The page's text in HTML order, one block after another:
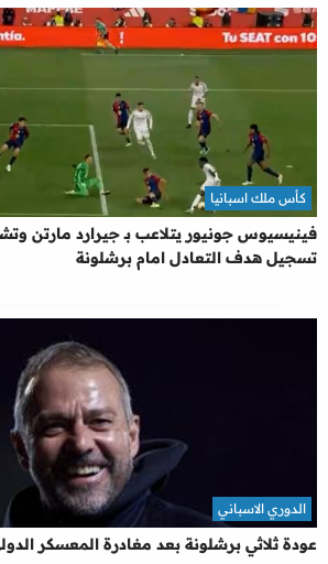
فينيسيوس جونيور يتلاعب بـ جيرارد مارتن
تسجيل هدف التعادل امام برشلونة
كأس ملك اسبانيا
عودة ثلاثي برشلونة بعد مغادرة المعسكر
الدوري الاسباني